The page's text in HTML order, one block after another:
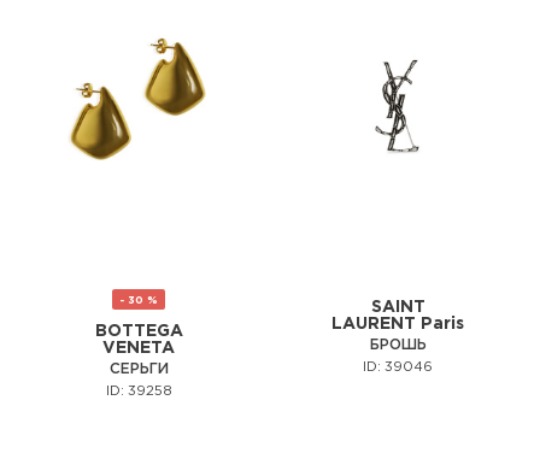
- 30 %
BOTTEGA
VENETA
СЕРЬГИ
ID: 39258
SAINT
LAURENT Paris
БРОШЬ
ID: 39046